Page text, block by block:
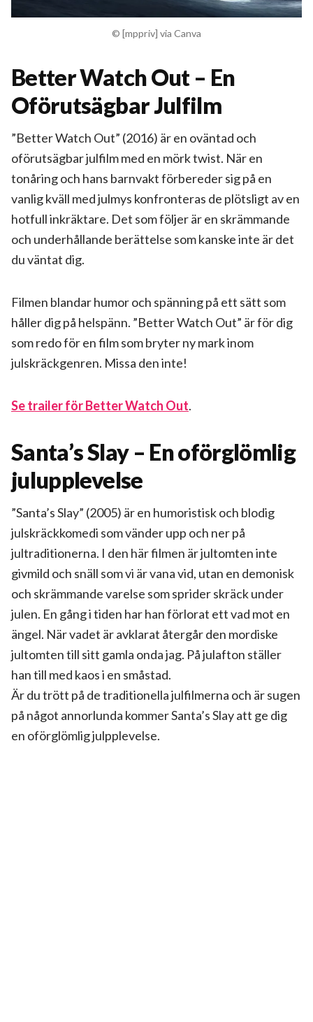
© [mppriv] via Canva
Better Watch Out – En
Oförutsägbar Julfilm
”Better Watch Out” (2016) är en oväntad och
oförutsägbar julfilm med en mörk twist. När en
tonåring och hans barnvakt förbereder sig på en
vanlig kväll med julmys konfronteras de plötsligt av en
hotfull inkräktare. Det som följer är en skrämmande
och underhållande berättelse som kanske inte är det
du väntat dig.
Filmen blandar humor och spänning på ett sätt som
håller dig på helspänn. ”Better Watch Out” är för dig
som redo för en film som bryter ny mark inom
julskräckgenren. Missa den inte!
Se trailer för Better Watch Out.
Santa’s Slay – En oförglömlig
julupplevelse
”Santa’s Slay” (2005) är en humoristisk och blodig
julskräckkomedi som vänder upp och ner på
jultraditionerna. I den här filmen är jultomten inte
givmild och snäll som vi är vana vid, utan en demonisk
och skrämmande varelse som sprider skräck under
julen. En gång i tiden har han förlorat ett vad mot en
ängel. När vadet är avklarat återgår den mordiske
jultomten till sitt gamla onda jag. På julafton ställer
han till med kaos i en småstad.
Är du trött på de traditionella julfilmerna och är sugen
på något annorlunda kommer Santa’s Slay att ge dig
en oförglömlig julpplevelse.